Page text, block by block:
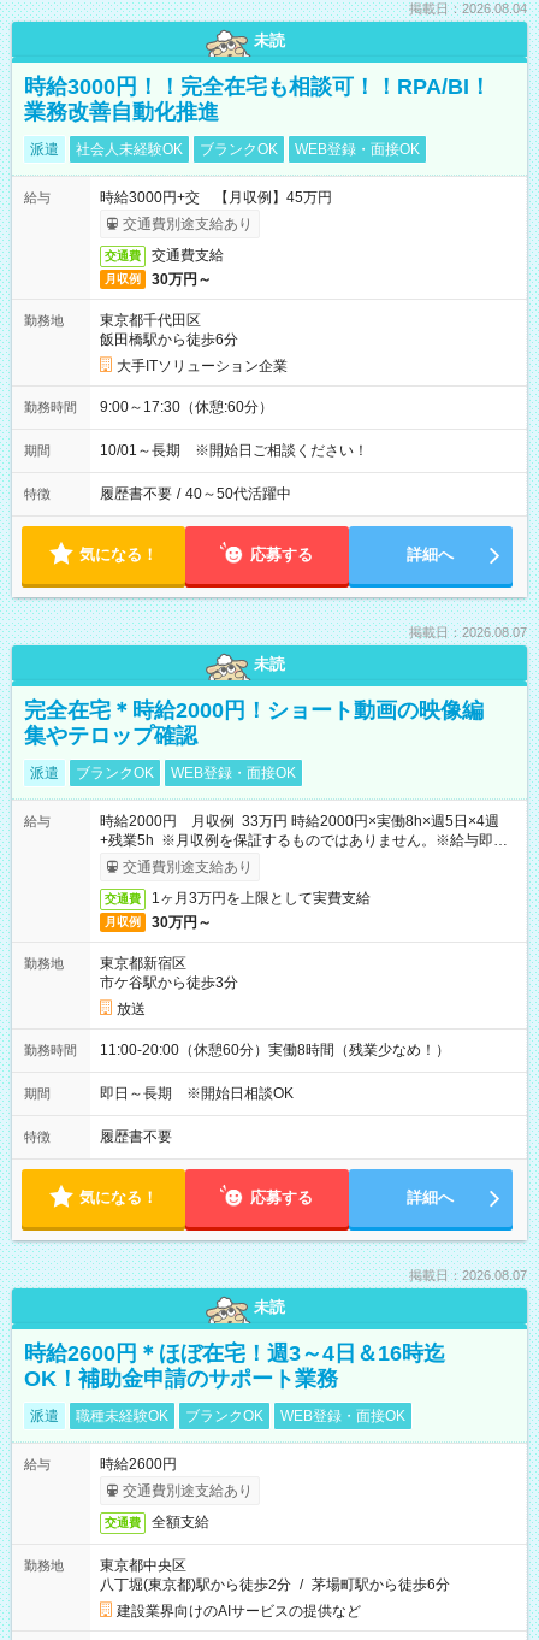
掲載日：2026.08.04
未読
時給3000円！！完全在宅も相談可！！RPA/BI！
業務改善自動化推進
派遣 社会人未経験OK ブランクOK WEB登録・面接OK
給与
時給3000円+交 【月収例】45万円
交通費別途支給あり
交通費 交通費支給
月収例 30万円～
勤務地
東京都千代田区
飯田橋駅から徒歩6分
大手ITソリューション企業
勤務時間 9:00～17:30（休憩:60分）
期間 10/01～長期 ※開始日ご相談ください！
特徴 履歴書不要 / 40～50代活躍中
気になる！ 応募する 詳細へ
掲載日：2026.08.07
未読
完全在宅＊時給2000円！ショート動画の映像編
集やテロップ確認
派遣 ブランクOK WEB登録・面接OK
給与
時給2000円 月収例 33万円 時給2000円×実働8h×週5日×4週
+残業5h ※月収例を保証するものではありません。※給与即受
取りサービス利用可（利用条件有）
交通費別途支給あり
交通費 1ヶ月3万円を上限として実費支給
月収例 30万円～
勤務地
東京都新宿区
市ケ谷駅から徒歩3分
放送
勤務時間 11:00-20:00（休憩60分）実働8時間（残業少なめ！）
期間 即日～長期 ※開始日相談OK
特徴 履歴書不要
気になる！ 応募する 詳細へ
掲載日：2026.08.07
未読
時給2600円＊ほぼ在宅！週3～4日＆16時迄
OK！補助金申請のサポート業務
派遣 職種未経験OK ブランクOK WEB登録・面接OK
給与
時給2600円
交通費別途支給あり
交通費 全額支給
勤務地
東京都中央区
八丁堀(東京都)駅から徒歩2分 / 茅場町駅から徒歩6分
建設業界向けのAIサービスの提供など